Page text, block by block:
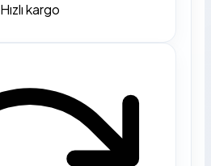
Hızlı kargo